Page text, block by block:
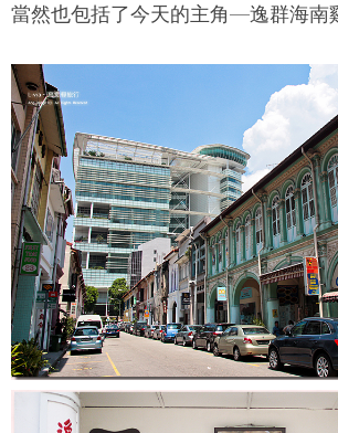
當然也包括了今天的主角—逸群海南